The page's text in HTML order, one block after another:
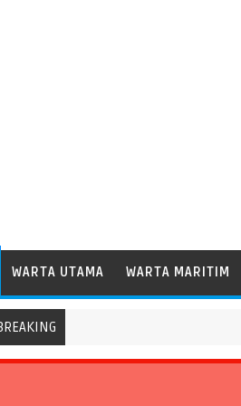
WARTA UTAMA WARTA MARITIM
Pelabuhan bagi Perekonomian Daerah